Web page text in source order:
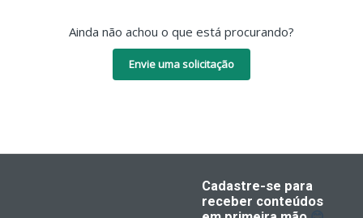
Ainda não achou o que está procurando?
Envie uma solicitação